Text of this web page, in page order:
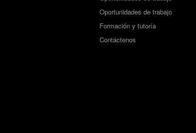
Oportunidades de trabajo
Formación y tutoría
Contáctenos